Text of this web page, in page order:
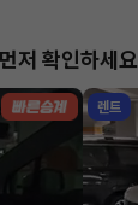
저 확인하세요
렌트